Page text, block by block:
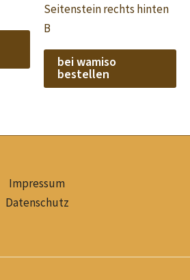
Seitenstein rechts hinten
B
bei wamiso
bestellen
Impressum
Datenschutz